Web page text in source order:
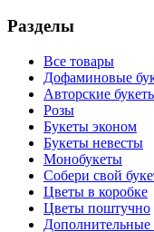
Разделы
Все товары
Дофаминовые
Авторские
Розы
Букеты эконом
Букеты невесты
Монобукеты
Собери свой
Цветы в коробке
Цветы поштучно
Дополнительные